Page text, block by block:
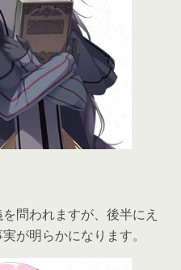
問われますが、後半にえ
が明らかになります。